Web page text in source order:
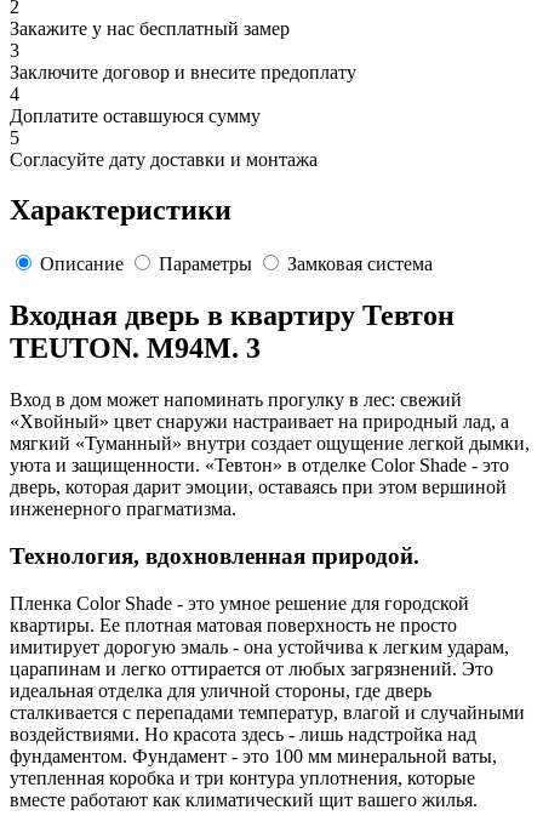
2
Закажите у нас бесплатный замер
3
Заключите договор и внесите предоплату
4
Доплатите оставшуюся сумму
5
Согласуйте дату доставки и монтажа
Характеристики
Описание Параметры Замковая система
Входная дверь в квартиру Тевтон
TEUTON. M94M. 3
Вход в дом может напоминать прогулку в лес: свежий
«Хвойный» цвет снаружи настраивает на природный лад, а
мягкий «Туманный» внутри создает ощущение легкой дымки,
уюта и защищенности. «Тевтон» в отделке Color Shade - это
дверь, которая дарит эмоции, оставаясь при этом вершиной
инженерного прагматизма.
Технология, вдохновленная природой.
Пленка Color Shade - это умное решение для городской
квартиры. Ее плотная матовая поверхность не просто
имитирует дорогую эмаль - она устойчива к легким ударам,
царапинам и легко оттирается от любых загрязнений. Это
идеальная отделка для уличной стороны, где дверь
сталкивается с перепадами температур, влагой и случайными
воздействиями. Но красота здесь - лишь надстройка над
фундаментом. Фундамент - это 100 мм минеральной ваты,
утепленная коробка и три контура уплотнения, которые
вместе работают как климатический щит вашего жилья.